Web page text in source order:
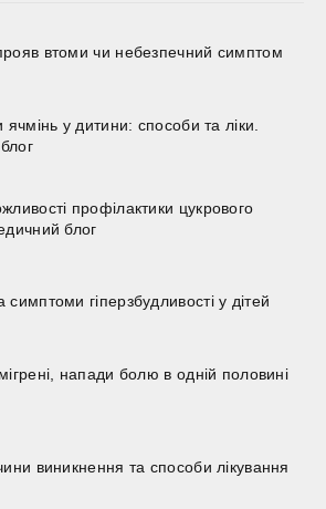
втоми чи небезпечний симптом
ячмінь у дитини: способи та ліки.
профілактики цукрового
блог
гіперзбудливості у дітей
напади болю в одній половині
виникнення та способи лікування